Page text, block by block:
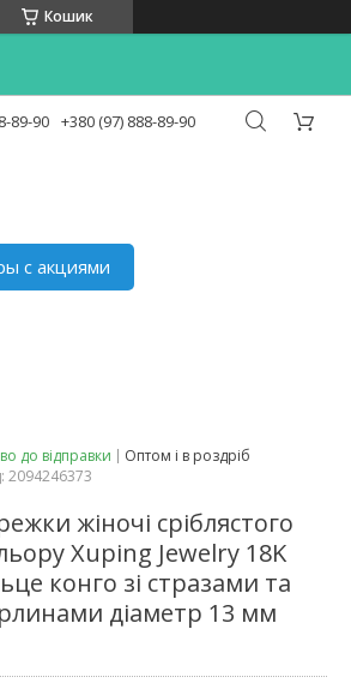
Кошик
89-90 +380 (97) 888-89-90
с акциями
до відправки
Оптом і в роздріб
2094246373
жіночі сріблястого
Xuping Jewelry 18K
конго зі стразами та
діаметр 13 мм